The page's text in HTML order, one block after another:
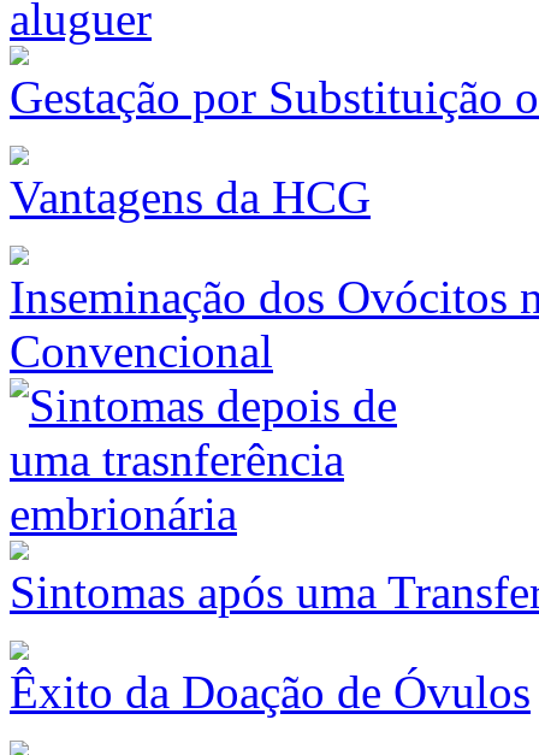
Gestação por Substituição
Vantagens da HCG
Inseminação dos Ovócitos
Convencional
Sintomas após uma
Êxito da Doação de Óvulos